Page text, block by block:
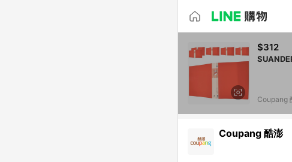
$312
Coupang
Coupang 酷澎